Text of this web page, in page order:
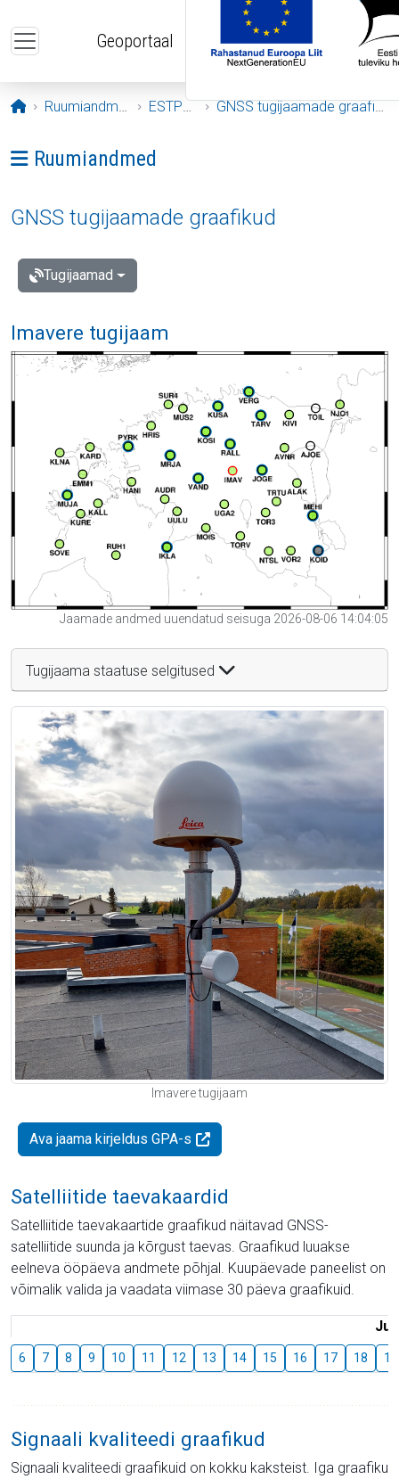
Geoportaal
Avaleht
Ruumiandmed ESTPOS GNSS tugijaamade graafikud
Ava menüü: Ruumiandmed
Ruumiandmed
GNSS tugijaamade graafikud
Tugijaamad
Imavere tugijaam
Jaamade andmed uuendatud seisuga 2026-08-06 14:04:05
Tugijaama staatuse selgitused
Imavere tugijaam
Ava jaama kirjeldus GPA-s
Satelliitide taevakaardid
Satelliitide taevakaartide graafikud näitavad GNSS-
satelliitide suunda ja kõrgust taevas. Graafikud luuakse
eelneva ööpäeva andmete põhjal. Kuupäevade paneelist on
võimalik valida ja vaadata viimase 30 päeva graafikuid.
6 7 8 9 10 11 12 13 14 15 16 17 18 19
Signaali kvaliteedi graafikud
Signaali kvaliteedi graafikuid on kokku kaksteist. Iga graafiku